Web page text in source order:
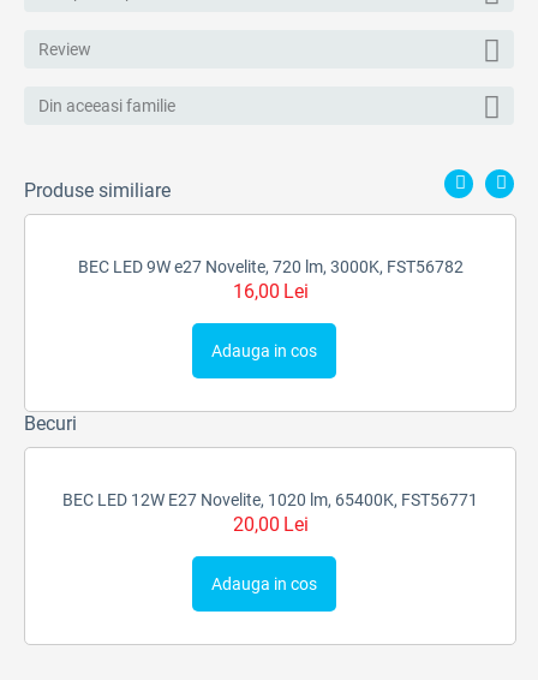
Review
Din aceeasi familie
Produse similiare
BEC LED 9W e27 Novelite, 720 lm, 3000K, FST56782
16,00 Lei
Adauga in cos
Becuri
BEC LED 12W E27 Novelite, 1020 lm, 65400K, FST56771
20,00 Lei
Adauga in cos